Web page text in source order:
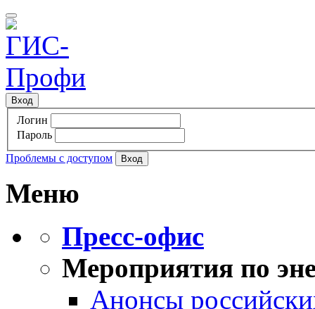
Вход
Логин
Пароль
Проблемы с доступом
Меню
Пресс-офис
Мероприятия по
Анонсы